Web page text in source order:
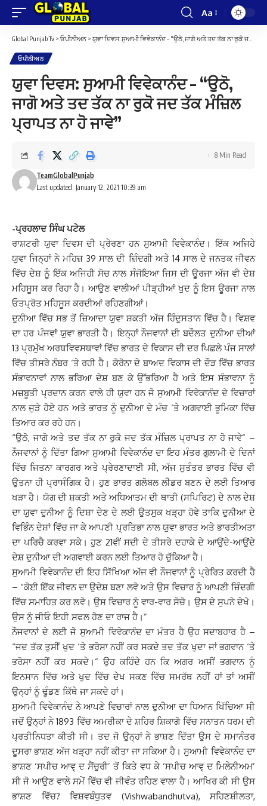
Font
Resizer
Aa
Global Punjab Tv > ਓਪੀਨੀਅਨ > ਯੁਵਾ ਦਿਵਸ: ਸੁਆਮੀ ਵਿਵੇਕਾਨੰਦ – “ਉਠੋ, ਜਾਗੋ ਅਤੇ ਤਦ ਤੱਕ ਨਾ ਰੁਕੋ ਜਦ ਤੱਕ ਮੰਜ਼ਿਲ ਪ੍ਰਾਪਤ ਨਾ ਹੋ ਜਾਵੇ”
ਓਪੀਨੀਅਨ
ਯੁਵਾ ਦਿਵਸ: ਸੁਆਮੀ ਵਿਵੇਕਾਨੰਦ – “ਉਠੋ,
ਜਾਗੋ ਅਤੇ ਤਦ ਤੱਕ ਨਾ ਰੁਕੋ ਜਦ ਤੱਕ ਮੰਜ਼ਿਲ
ਪ੍ਰਾਪਤ ਨਾ ਹੋ ਜਾਵੇ”
Last updated: January 12, 2021 10:39 am
TeamGlobalPunjab
8 Min Read
-ਪ੍ਰਹਲਾਦ ਸਿੰਘ ਪਟੇਲ
ਰਾਸ਼ਟਰੀ ਯੁਵਾ ਦਿਵਸ ਦੀ ਪ੍ਰੇਰਣਾ ਹਨ ਸੁਆਮੀ ਵਿਵੇਕਾਨੰਦ। ਇੱਕ ਅਜਿਹੇ
ਯੁਵਾ ਜਿਨ੍ਹਾਂ ਨੇ ਮਹਿਜ਼ 39 ਸਾਲ ਦੀ ਜ਼ਿੰਦਗੀ ਅਤੇ 14 ਸਾਲ ਦੇ ਜਨਤਕ ਜੀਵਨ
ਵਿੱਚ ਦੇਸ਼ ਨੂੰ ਇੱਕ ਅਜਿਹੀ ਸੋਚ ਨਾਲ ਸੰਜੋਇਆ ਜਿਸ ਦੀ ਊਰਜਾ ਅੱਜ ਵੀ ਦੇਸ਼
ਮਹਿਸੂਸ ਕਰ ਰਿਹਾ ਹੈ। ਆਉਣ ਵਾਲੀਆਂ ਪੀੜ੍ਹੀਆਂ ਖੁਦ ਨੂੰ ਇਸ ਊਰਜਾ ਨਾਲ
ਓਤਪ੍ਰੋਤ ਮਹਿਸੂਸ ਕਰਦੀਆਂ ਰਹਿਣਗੀਆਂ।
ਦੁਨੀਆ ਵਿੱਚ ਸਭ ਤੋਂ ਜ਼ਿਆਦਾ ਯੁਵਾ ਸ਼ਕਤੀ ਅੱਜ ਹਿੰਦੁਸਤਾਨ ਵਿੱਚ ਹੈ। ਵਿਸ਼ਵ
ਦਾ ਹਰ ਪੰਜਵਾਂ ਯੁਵਾ ਭਾਰਤੀ ਹੈ। ਇਨ੍ਹਾਂ ਨੌਜਵਾਨਾਂ ਦੀ ਬਦੌਲਤ ਦੁਨੀਆ ਦੀਆਂ
13 ਪ੍ਰਮੁੱਖ ਅਰਥਵਿਵਸਥਾਵਾਂ ਵਿੱਚ ਭਾਰਤ ਦੇ ਵਿਕਾਸ ਦੀ ਦਰ ਪਿਛਲੇ ਪੰਜ ਸਾਲਾਂ
ਵਿੱਚ ਤੀਸਰੇ ਨੰਬਰ ‘ਤੇ ਰਹੀ ਹੈ। ਕੋਰੋਨਾ ਦੇ ਬਾਅਦ ਵਿਕਾਸ ਦੀ ਦੌੜ ਵਿੱਚ ਭਾਰਤ
ਸੰਭਾਵਨਾਵਾਂ ਨਾਲ ਭਰਿਆ ਦੇਸ਼ ਬਣ ਕੇ ਉੱਭਰਿਆ ਹੈ ਅਤੇ ਇਸ ਸੰਭਾਵਨਾ ਨੂੰ
ਮਜ਼ਬੂਤੀ ਪ੍ਰਦਾਨ ਕਰਨ ਵਾਲੇ ਹੀ ਯੁਵਾ ਹਨ ਜੋ ਸੁਆਮੀ ਵਿਵੇਕਾਨੰਦ ਦੇ ਵਿਚਾਰਾਂ
ਨਾਲ ਜੁੜੇ ਹੋਏ ਹਨ ਅਤੇ ਭਾਰਤ ਨੂੰ ਦੁਨੀਆ ਦੇ ਮੰਚ ‘ਤੇ ਅਗਵਾਈ ਭੂਮਿਕਾ ਵਿੱਚ
ਤਿਆਰ ਕਰ ਰਹੇ ਹਨ।
“ਉਠੋ, ਜਾਗੋ ਅਤੇ ਤਦ ਤੱਕ ਨਾ ਰੁਕੋ ਜਦ ਤੱਕ ਮੰਜ਼ਿਲ ਪ੍ਰਾਪਤ ਨਾ ਹੋ ਜਾਵੇ” –
ਨੌਜਵਾਨਾਂ ਨੂੰ ਦਿੱਤਾ ਗਿਆ ਸੁਆਮੀ ਵਿਵੇਕਾਨੰਦ ਦਾ ਇਹ ਮੰਤਰ ਗੁਲਾਮੀ ਦੇ ਦਿਨਾਂ
ਵਿੱਚ ਜਿਤਨਾ ਕਾਰਗਰ ਅਤੇ ਪ੍ਰੇਰਣਾਦਾਈ ਸੀ, ਅੱਜ ਸੁਤੰਤਰ ਭਾਰਤ ਵਿੱਚ ਵੀ
ਉਤਨਾ ਹੀ ਪ੍ਰਾਸੰਗਿਕ ਹੈ। ਹੁਣ ਭਾਰਤ ਗਲੋਬਲ ਲੀਡਰ ਬਣਨ ਦੇ ਲਈ ਤਿਆਰ
ਖੜਾ ਹੈ। ਯੋਗ ਦੀ ਸ਼ਕਤੀ ਅਤੇ ਅਧਿਆਤਮ ਦੀ ਥਾਤੀ (ਸਪਿਰਿਟ) ਦੇ ਨਾਲ ਦੇਸ਼
ਦਾ ਯੁਵਾ ਦੁਨੀਆ ਨੂੰ ਦਿਸ਼ਾ ਦੇਣ ਦੇ ਲਈ ਉਤਸੁਕ ਖੜ੍ਹਾ ਹੋਵੇ ਤਾਕਿ ਦੁਨੀਆ ਦੇ
ਵਿਭਿੰਨ ਦੇਸ਼ਾਂ ਵਿੱਚ ਜਾ ਕੇ ਆਪਣੀ ਪ੍ਰਤਿਭਾ ਨਾਲ ਯੁਵਾ ਭਾਰਤ ਅਤੇ ਭਾਰਤੀਅਤਾ
ਦਾ ਪਰਿਚੈ ਕਰਵਾ ਸਕੇ। ਹੁਣ 21ਵੀਂ ਸਦੀ ਦੇ ਤੀਸਰੇ ਦਹਾਕੇ ਦੇ ਆਉਂਦੇ-ਆਉਂਦੇ
ਦੇਸ਼ ਦੁਨੀਆ ਦੀ ਅਗਵਾਈ ਕਰਨ ਲਈ ਤਿਆਰ ਹੋ ਚੁੱਕਿਆ ਹੈ।
ਸੁਆਮੀ ਵਿਵੇਕਾਨੰਦ ਦੀ ਇਹ ਸਿੱਖਿਆ ਅੱਜ ਵੀ ਨੌਜਵਾਨਾਂ ਨੂੰ ਪ੍ਰੇਰਿਤ ਕਰਦੀ ਹੈ
– “ਕੋਈ ਇੱਕ ਜੀਵਨ ਦਾ ਉਦੇਸ਼ ਬਣਾ ਲਵੋ ਅਤੇ ਉਸ ਵਿਚਾਰ ਨੂੰ ਆਪਣੀ ਜ਼ਿੰਦਗੀ
ਵਿੱਚ ਸਮਾਹਿਤ ਕਰ ਲਵੋ। ਉਸ ਵਿਚਾਰ ਨੂੰ ਵਾਰ-ਵਾਰ ਸੋਚੋ। ਉਸ ਦੇ ਸੁਪਨੇ ਦੇਖੋ।
ਉਸ ਨੂੰ ਜੀਓ ਇਹੀ ਸਫਲ ਹੋਣ ਦਾ ਰਾਜ ਹੈ।”
ਨੌਜਵਾਨਾਂ ਦੇ ਲਈ ਜੋ ਸੁਆਮੀ ਵਿਵੇਕਾਨੰਦ ਦਾ ਮੰਤਰ ਹੈ ਉਹ ਸਦਾਬਹਾਰ ਹੈ –
“ਜਦ ਤੱਕ ਤੁਸੀਂ ਖੁਦ ‘ਤੇ ਭਰੋਸਾ ਨਹੀਂ ਕਰ ਸਕਦੇ ਤਦ ਤੱਕ ਖੁਦਾ ਜਾਂ ਭਗਵਾਨ ‘ਤੇ
ਭਰੋਸਾ ਨਹੀਂ ਕਰ ਸਕਦੇ।” ਉਹ ਕਹਿੰਦੇ ਹਨ ਕਿ ਅਗਰ ਅਸੀਂ ਭਗਵਾਨ ਨੂੰ
ਇਨਸਾਨ ਵਿੱਚ ਅਤੇ ਖੁਦ ਵਿੱਚ ਦੇਖ ਸਕਣ ਵਿੱਚ ਸਮਰੱਥ ਨਹੀਂ ਹਾਂ ਤਾਂ ਅਸੀਂ
ਉਨ੍ਹਾਂ ਨੂੰ ਢੂੰਡਣ ਕਿੱਥੇ ਜਾ ਸਕਦੇ ਹਾਂ।
ਸੁਆਮੀ ਵਿਵੇਕਾਨੰਦ ਨੇ ਆਪਣੇ ਵਿਚਾਰਾਂ ਨਾਲ ਦੁਨੀਆ ਦਾ ਧਿਆਨ ਖਿੱਚਿਆ ਸੀ
ਜਦੋਂ ਉਨ੍ਹਾਂ ਨੇ 1893 ਵਿੱਚ ਅਮਰੀਕਾ ਦੇ ਸ਼ਹਿਰ ਸ਼ਿਕਾਗੋ ਵਿੱਚ ਸਨਾਤਨ ਧਰਮ ਦੀ
ਪ੍ਰਤੀਨਿਧਤਾ ਕੀਤੀ ਸੀ। ਤਦ ਜੋ ਉਨ੍ਹਾਂ ਨੇ ਭਾਸ਼ਣ ਦਿੱਤਾ ਉਸ ਦੇ ਸਮਾਨੰਤਰ
ਦੂਸਰਾ ਭਾਸ਼ਣ ਅੱਜ ਖੜ੍ਹਾ ਨਹੀਂ ਕੀਤਾ ਜਾ ਸਕਿਆ ਹੈ। ਸੁਆਮੀ ਵਿਵੇਕਾਨੰਦ ਦਾ
ਭਾਸ਼ਣ ‘ਸਪੀਚ ਆਵ੍ ਦ ਸੈਂਚੁਰੀ’ ਤੋਂ ਕਿਤੇ ਵਧ ਕੇ ‘ਸਪੀਚ ਆਵ੍ ਦ ਮਿਲੇਨੀਅਮ’
ਸੀ ਜੋ ਆਉਣ ਵਾਲੇ ਸਮੇਂ ਵਿੱਚ ਵੀ ਜੀਵੰਤ ਰਹਿਣ ਵਾਲਾ ਹੈ। ਆਖਿਰ ਕੀ ਸੀ ਉਸ
ਭਾਸ਼ਣ ਵਿੱਚ? ਵਿਸ਼ਵਬੰਧੁਤਵ (Vishwabandhutva), ਸਹਿਣਸ਼ੀਲਤਾ,